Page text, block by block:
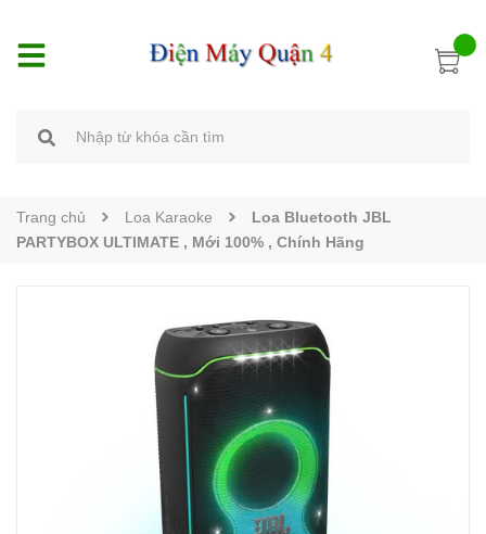
Trang chủ Loa Karaoke
Loa Bluetooth JBL
PARTYBOX ULTIMATE , Mới 100% , Chính Hãng